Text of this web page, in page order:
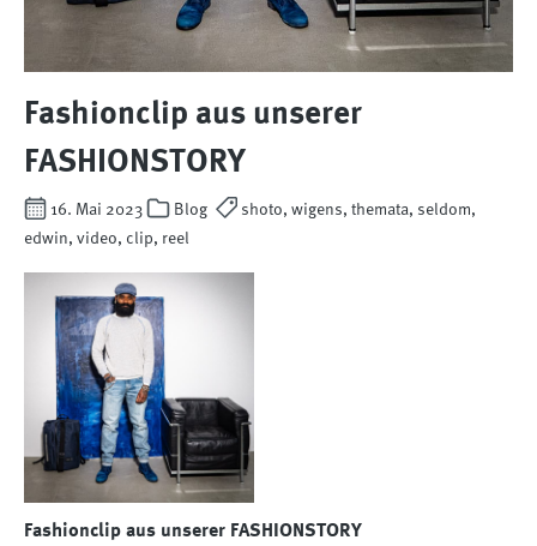
Fashionclip aus unserer
FASHIONSTORY
16. Mai 2023 Blog
shoto, wigens, themata, seldom,
edwin, video, clip, reel
Fashionclip aus unserer FASHIONSTORY